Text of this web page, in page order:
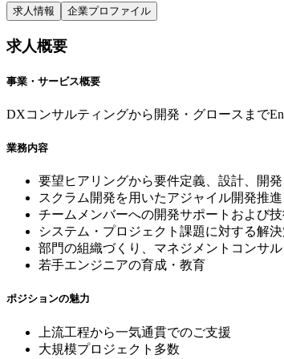
求人情報 企業プロファイル
求人概要
事業・サービス概要
DXコンサルティングから開発・グロースまで
業務内容
要望ヒアリングから要件定義、設計、開
スクラム開発を用いたアジャイル開発推進
チームメンバーへの開発サポートおよび
システム・プロジェクト課題に対する解
部門の組織づくり、マネジメントコンサ
若手エンジニアの育成・教育
ポジションの魅力
上流工程から一気通貫でのご支援
大規模プロジェクト多数